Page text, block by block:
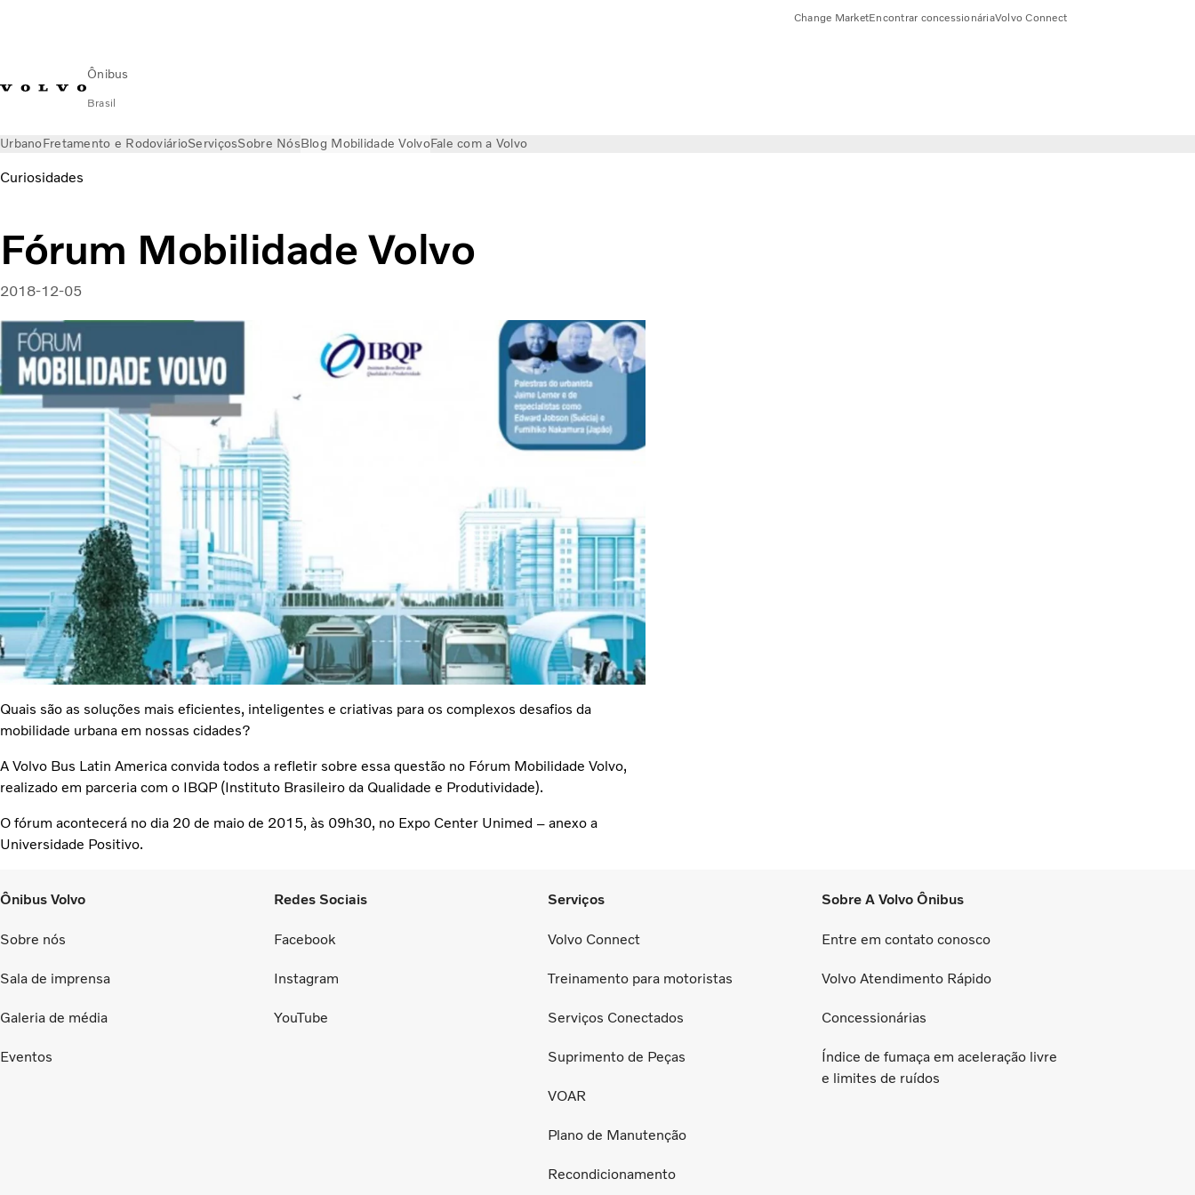
Ônibus
Brasil
Change MarketEncontrar concessionáriaVolvo Connect
UrbanoFretamento e RodoviárioServiçosSobre NósBlog Mobilidade VolvoFale com a Volvo
Curiosidades
Fórum Mobilidade Volvo
2018-12-05
Quais são as soluções mais eficientes, inteligentes e criativas para os complexos desafios da
mobilidade urbana em nossas cidades?
A Volvo Bus Latin America convida todos a refletir sobre essa questão no Fórum Mobilidade Volvo,
realizado em parceria com o IBQP (Instituto Brasileiro da Qualidade e Produtividade).
O fórum acontecerá no dia 20 de maio de 2015, às 09h30, no Expo Center Unimed – anexo a
Universidade Positivo.
Ônibus Volvo
Sobre nós
Sala de imprensa
Galeria de média
Eventos
Redes Sociais
Facebook
Instagram
YouTube
Serviços
Volvo Connect
Treinamento para motoristas
Serviços Conectados
Suprimento de Peças
VOAR
Plano de Manutenção
Recondicionamento
Sobre A Volvo Ônibus
Entre em contato conosco
Volvo Atendimento Rápido
Concessionárias
Índice de fumaça em aceleração livre
e limites de ruídos